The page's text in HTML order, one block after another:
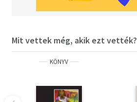
Mit vettek még, akik ezt vették?
KÖNYV